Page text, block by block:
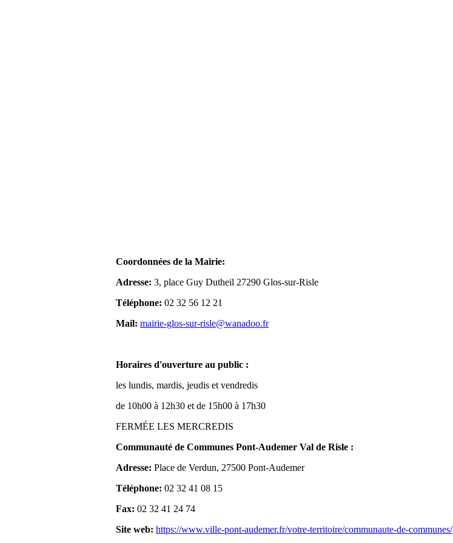
Coordonnées de la Mairie:
Adresse: 3, place Guy Dutheil 27290 Glos-sur-Risle
Téléphone: 02 32 56 12 21
Mail: mairie-glos-sur-risle@wanadoo.fr
Horaires d'ouverture au public :
les lundis, mardis, jeudis et vendredis
de 10h00 à 12h30 et de 15h00 à 17h30
FERMÉE LES MERCREDIS
Communauté de Communes Pont-Audemer Val de Risle :
Adresse: Place de Verdun, 27500 Pont-Audemer
Téléphone: 02 32 41 08 15
Fax: 02 32 41 24 74
Site web: https://www.ville-pont-audemer.fr/votre-territoire/communaute-de-communes/